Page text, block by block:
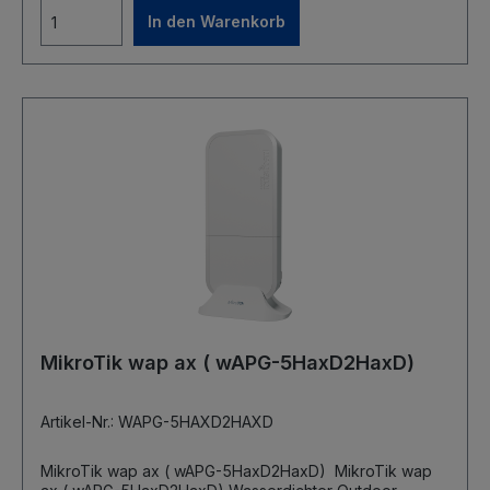
Port 1 x USB Typ A Dual Chain 5 GHz 802.11a/n Wireless
Modul AR9344 (max. 300 Mbps) Antennengewinn: 7,5
dBi Stromversorgung: 11 - 30 V passiv PoE in PoE
out: Passive PoE on Ether2-Ether5 Max. Strom pro
Leistungsaufnahme: 59W (11 W ohne PoE-out)
Betriebstemperatur: -40°C - 70°C Inkl. RouterOS Lizenz
In den Warenkorb
MikroTik wap ax ( wAPG-5HaxD2HaxD)
Artikel-Nr.: WAPG-5HAXD2HAXD
MikroTik wap ax ( wAPG-5HaxD2HaxD) MikroTik wap